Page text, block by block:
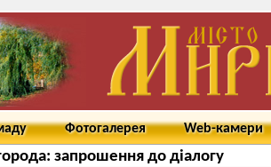
Фотогалерея Web-камери
запрошення до діалогу